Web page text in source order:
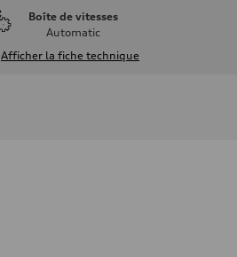
Boîte de vitesses
Automatic
Afficher la fiche technique